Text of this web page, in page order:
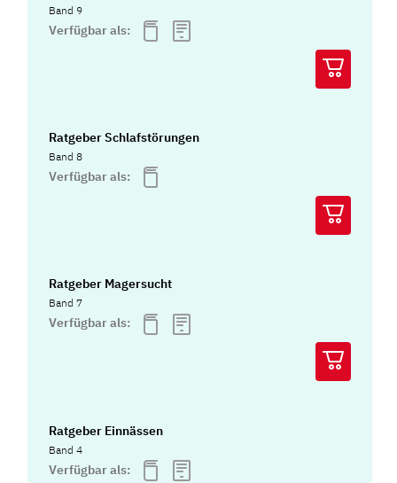
Band 9
Verfügbar als:
Ratgeber Schlafstörungen
Band 8
Verfügbar als:
Ratgeber Magersucht
Band 7
Verfügbar als:
Ratgeber Einnässen
Band 4
Verfügbar als: